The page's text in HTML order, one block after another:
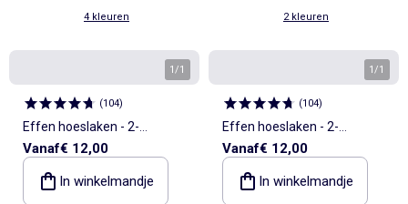
4 kleuren 2 kleuren
1 /1
(104)
Effen hoeslaken - 2-
persoonsbed
Vanaf€ 12,00
In winkelmandje
1 /1
(104)
Effen hoeslaken - 2-
persoonsbed
Vanaf€ 12,00
In winkelmandje